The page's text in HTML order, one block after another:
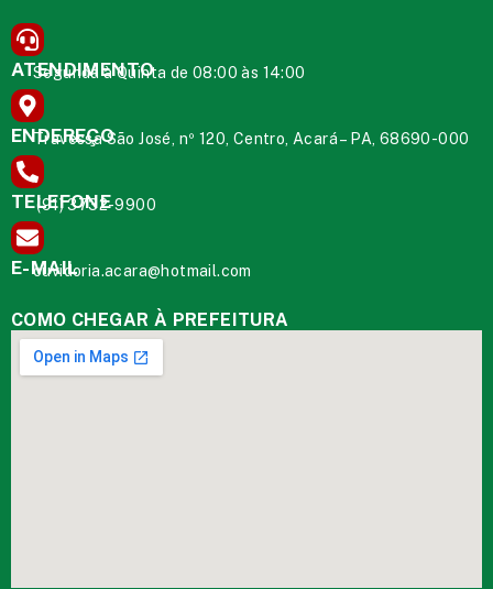
ATENDIMENTO
Segunda à Quinta de 08:00 às 14:00
ENDEREÇO
Travessa São José, nº 120, Centro, Acará – PA, 68690-000
TELEFONE
(91) 3732-9900
E-MAIL
ouvidoria.acara@hotmail.com
COMO CHEGAR À PREFEITURA